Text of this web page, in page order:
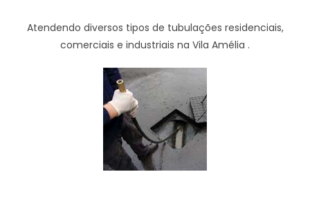
Atendendo diversos tipos de tubulações residenciais,
comerciais e industriais na Vila Amélia .